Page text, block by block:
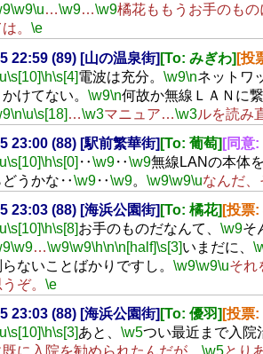
\w9\u…\w9…\w9橘花ももうお手のもの
。 \e
22:59 (89) [山の温泉街] [To: みぎわ] [投
\s[10]\h\s[4]電波は充分。 \w9\nネットワ
かけてない。 \w9\n何故か無線ＬＡＮに
\n\u\s[18] …\w3マニュア…\w3ルを読み
23:00 (88) [駅前繁華街] [To: 葡萄] [同意:
\s[10]\h\s[0] ‥\w9‥\w9無線LANの本体
どうかな‥\w9‥\w9。 \w9\w9\uなんだ、
23:03 (88) [海浜公園街] [To: 橘花] [投票:
\s[10]\h\s[8]お手のものだなんて、 \w9そ
\w9…\w9\w9\h\n\n[half]\s[3]いまだに、
らないことばかりですし。 \w9\w9\uそれ
ぞ。 \e
23:03 (88) [海浜公園街] [To: 優羽] [投票:
\s[10]\h\s[3]あと、 \w5つい最近まで入院